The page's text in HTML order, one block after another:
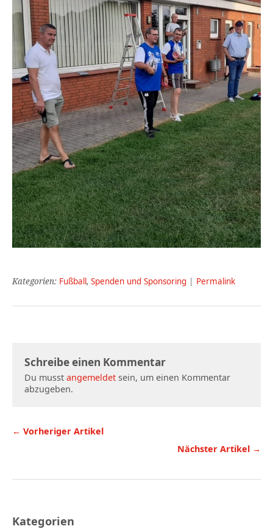
Kategorien: Fußball, Spenden und Sponsoring | Permalink
Schreibe einen Kommentar
Du musst angemeldet sein, um einen Kommentar
abzugeben.
← Vorheriger Artikel
Nächster Artikel →
Kategorien